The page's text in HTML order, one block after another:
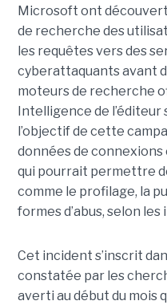
Microsoft ont
de recherche des
les requêtes vers des
cyberattaquants avant
moteurs de recherche
Intelligence de l’éditeur
l’objectif de cette
données de
qui pourrait permettre
comme le profilage, la
formes d’abus, selon
Cet incident s’inscrit
constatée par les
averti au début du mois